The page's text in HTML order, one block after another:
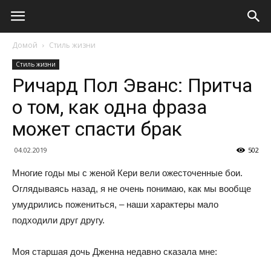
Домой Стиль жизни
Стиль жизни
Ричард Пол Эванс: Притча
о том, как одна фраза
может спасти брак
04.02.2019 502
Многие годы мы с женой Кери вели ожесточенные бои.
Оглядываясь назад, я не очень понимаю, как мы вообще
умудрились пожениться, – наши характеры мало
подходили друг другу.
Моя старшая дочь Дженна недавно сказала мне: